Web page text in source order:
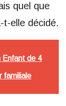
quel que
elle décidé.
Enfant de 4
familiale